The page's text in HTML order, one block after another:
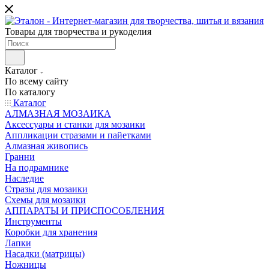
Товары для творчества и рукоделия
Каталог
По всему сайту
По каталогу
Каталог
АЛМАЗНАЯ МОЗАИКА
Аксессуары и станки для мозаики
Аппликации стразами и пайетками
Алмазная живопись
Гранни
На подрамнике
Наследие
Стразы для мозаики
Схемы для мозаики
АППАРАТЫ И ПРИСПОСОБЛЕНИЯ
Инструменты
Коробки для хранения
Лапки
Насадки (матрицы)
Ножницы